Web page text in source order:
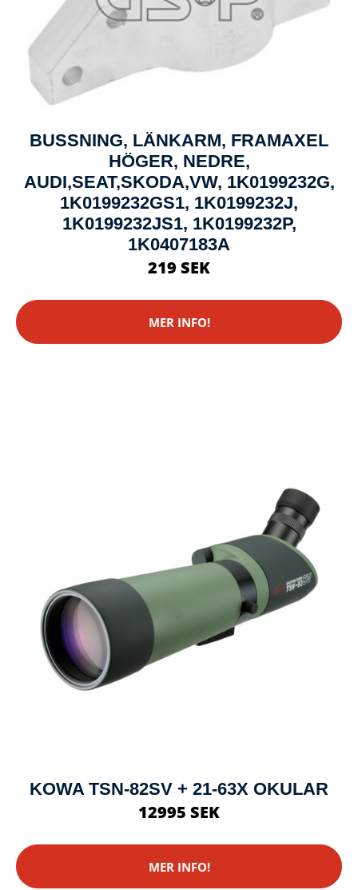
BUSSNING, LÄNKARM, FRAMAXEL
HÖGER, NEDRE,
AUDI,SEAT,SKODA,VW, 1K0199232G,
1K0199232GS1, 1K0199232J,
1K0199232JS1, 1K0199232P,
1K0407183A
219 SEK
MER INFO!
KOWA TSN-82SV + 21-63X OKULAR
12995 SEK
MER INFO!